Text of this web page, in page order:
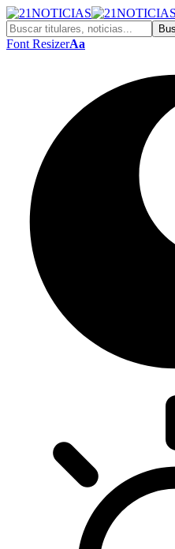
Font ResizerAa